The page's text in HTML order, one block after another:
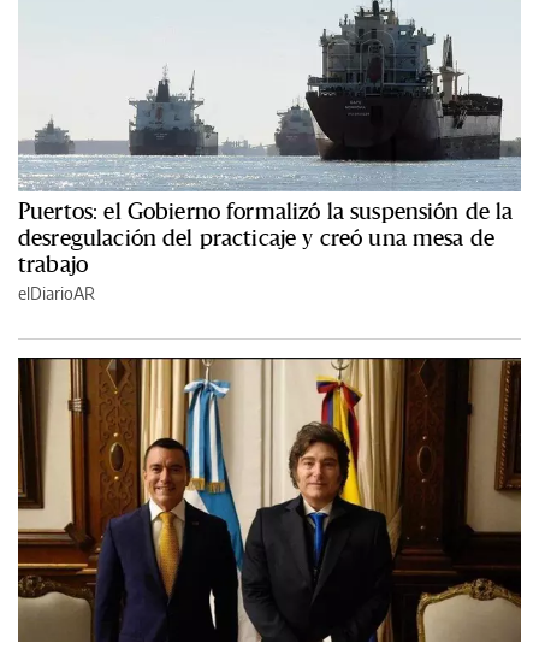
Puertos: el Gobierno formalizó la suspensión de la
desregulación del practicaje y creó una mesa de
trabajo
elDiarioAR